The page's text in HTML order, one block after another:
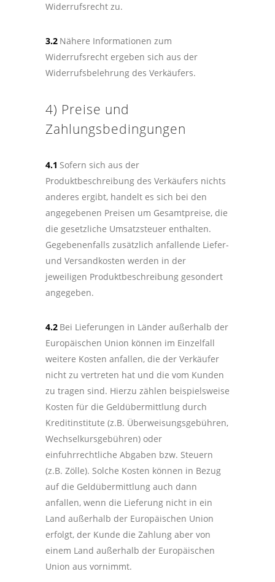
Widerrufsrecht zu.
3.2 Nähere Informationen zum
Widerrufsrecht ergeben sich aus der
Widerrufsbelehrung des Verkäufers.
4) Preise und
Zahlungsbedingungen
4.1 Sofern sich aus der
Produktbeschreibung des Verkäufers nichts
anderes ergibt, handelt es sich bei den
angegebenen Preisen um Gesamtpreise, die
die gesetzliche Umsatzsteuer enthalten.
Gegebenenfalls zusätzlich anfallende Liefer-
und Versandkosten werden in der
jeweiligen Produktbeschreibung gesondert
angegeben.
4.2 Bei Lieferungen in Länder außerhalb der
Europäischen Union können im Einzelfall
weitere Kosten anfallen, die der Verkäufer
nicht zu vertreten hat und die vom Kunden
zu tragen sind. Hierzu zählen beispielsweise
Kosten für die Geldübermittlung durch
Kreditinstitute (z.B. Überweisungsgebühren,
Wechselkursgebühren) oder
einfuhrrechtliche Abgaben bzw. Steuern
(z.B. Zölle). Solche Kosten können in Bezug
auf die Geldübermittlung auch dann
anfallen, wenn die Lieferung nicht in ein
Land außerhalb der Europäischen Union
erfolgt, der Kunde die Zahlung aber von
einem Land außerhalb der Europäischen
Union aus vornimmt.